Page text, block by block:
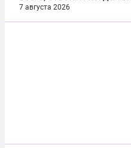
одинок, когда всё, что
августа — очередная
7 августа 2026